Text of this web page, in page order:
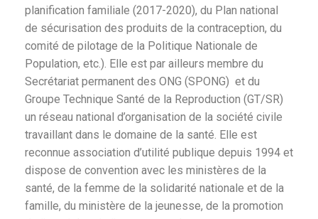
planification familiale (2017-2020), du Plan national
de sécurisation des produits de la contraception, du
comité de pilotage de la Politique Nationale de
Population, etc.). Elle est par ailleurs membre du
Secrétariat permanent des ONG (SPONG) et du
Groupe Technique Santé de la Reproduction (GT/SR)
un réseau national d’organisation de la société civile
travaillant dans le domaine de la santé. Elle est
reconnue association d’utilité publique depuis 1994 et
dispose de convention avec les ministères de la
santé, de la femme de la solidarité nationale et de la
famille, du ministère de la jeunesse, de la promotion